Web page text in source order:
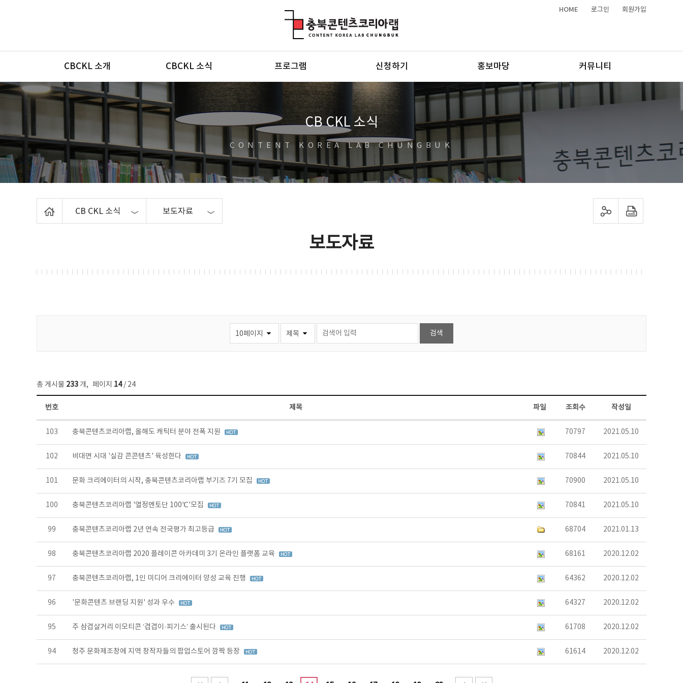
HOME 로그인 회원가입
메뉴
CBCKL 소개 CBCKL 소식 프로그램 신청하기 홍보마당 커뮤니티
CB CKL 소식
CONTENT KOREA LAB CHUNGBUK
CB CKL 소식 보도자료 sns 공유하기 프린트하기
보도자료
총 게시물 233 개, 페이지 14/ 24
보도자료 목록 - 번호, 제목, 작성자, 파일, 조회수, 작성일 정보 제공
번호 제목 파일 조회수 작성일
103 충북콘텐츠코리아랩, 올해도 캐틱터 분야 전폭 지원 70797 2021.05.10
102 비대면 시대 '실감 콘콘텐츠' 육성한다 70844 2021.05.10
101 문화 크리에이터의 시작, 충북콘텐츠코리아랩 부기즈 7기 모집 70900 2021.05.10
100 충북콘텐츠코리아랩 '열정멘토단 100℃'모집 70841 2021.05.10
99 충북콘텐츠코리아랩 2년 연속 전국평가 최고등급 68704 2021.01.13
98 충북콘텐츠코리아랩 2020 플레이콘 아카데미 3기 온라인 플랫폼 교육 68161 2020.12.02
97 충북콘텐츠코리아랩, 1인 미디어 크리에이터 양성 교육 진행 64362 2020.12.02
96 '문화콘텐츠 브랜딩 지원' 성과 우수 64327 2020.12.02
95 주 삼겹살거리 이모티콘 ‘겹겹이·피기스’ 출시된다 61708 2020.12.02
94 청주 문화제조창에 지역 창작자들의 팝업스토어 깜짝 등장 61614 2020.12.02